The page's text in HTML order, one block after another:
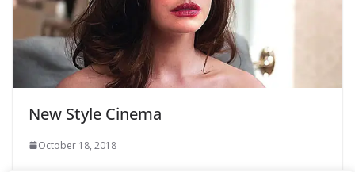
New Style Cinema
October 18, 2018